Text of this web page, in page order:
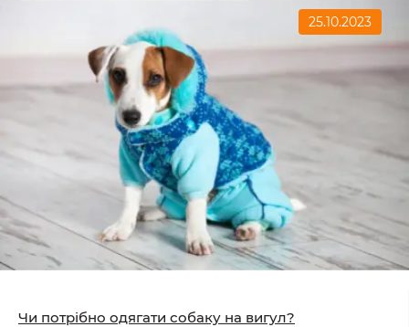
25.10.2023
Чи потрібно одягати собаку на вигул?